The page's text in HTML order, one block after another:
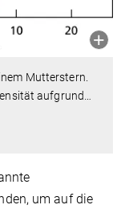
Mutterstern.
aufgrund
um auf die